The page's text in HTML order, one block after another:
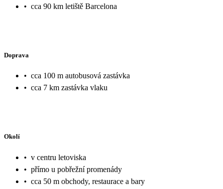
• cca 90 km letiště Barcelona
Doprava
• cca 100 m autobusová zastávka
• cca 7 km zastávka vlaku
Okolí
• v centru letoviska
• přímo u pobřežní promenády
• cca 50 m obchody, restaurace a bary